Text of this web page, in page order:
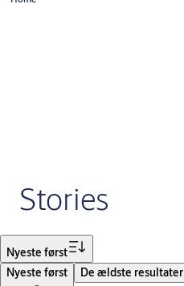
Stories
Nyeste først
Nyeste først
De ældste resultater